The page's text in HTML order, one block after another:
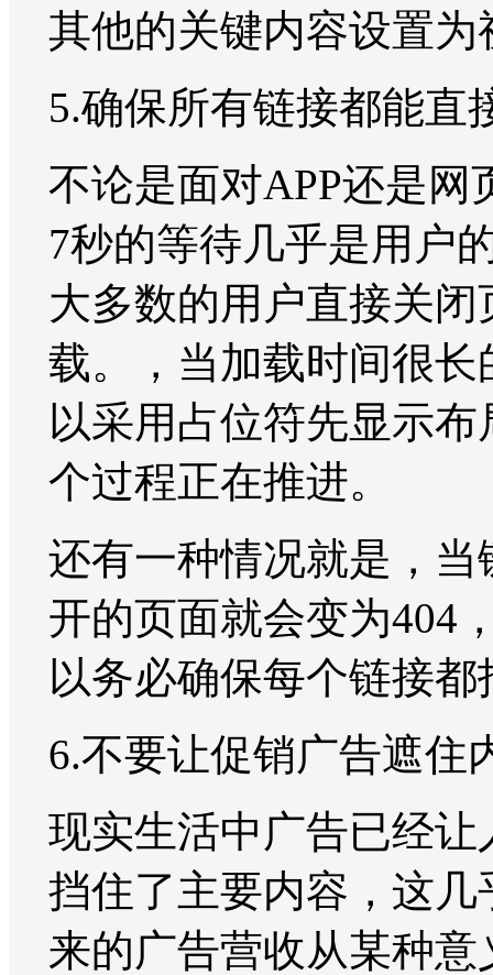
其他的关键内容设置
5.确保所有链接都能直
不论是面对APP还是
7秒的等待几乎是用户
大多数的用户直接关
载。，当加载时间很
以采用占位符先显示
个过程正在推进。
还有一种情况就是，
开的页面就会变为404
以务必确保每个链接
6.不要让促销广告遮住
现实生活中广告已经
挡住了主要内容，这
来的广告营收从某种